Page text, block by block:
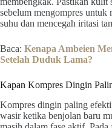
sebelum mengompres untuk
suhu dan mencegah iritasi
Baca: Kenapa Ambeien
Setelah Duduk Lama?
Kapan Kompres Dingin
Kompres dingin paling
wasir ketika benjolan baru